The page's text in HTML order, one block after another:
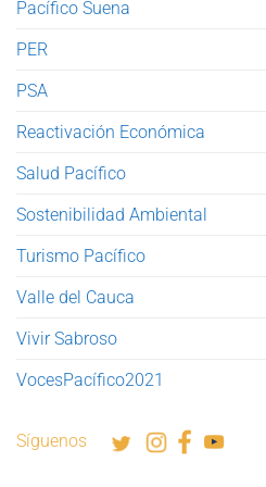
Pacífico Suena
PER
PSA
Reactivación Económica
Salud Pacífico
Sostenibilidad Ambiental
Turismo Pacífico
Valle del Cauca
Vivir Sabroso
VocesPacífico2021
Síguenos